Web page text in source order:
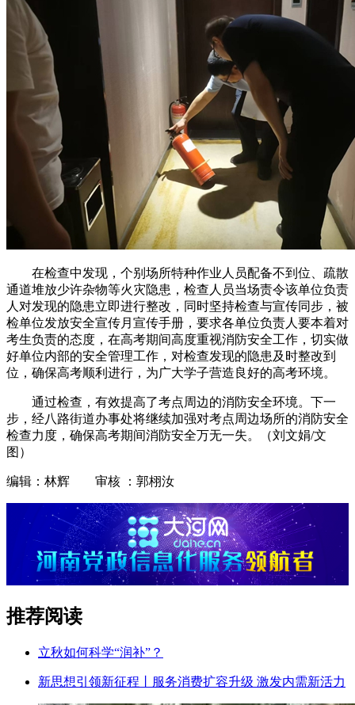
在检查中发现，个别场所特种作业人员配备不到位、疏散
通道堆放少许杂物等火灾隐患，检查人员当场责令该单位负责
人对发现的隐患立即进行整改，同时坚持检查与宣传同步，被
检单位发放安全宣传月宣传手册，要求各单位负责人要本着对
考生负责的态度，在高考期间高度重视消防安全工作，切实做
好单位内部的安全管理工作，对检查发现的隐患及时整改到
位，确保高考顺利进行，为广大学子营造良好的高考环境。
通过检查，有效提高了考点周边的消防安全环境。下一
步，经八路街道办事处将继续加强对考点周边场所的消防安全
检查力度，确保高考期间消防安全万无一失。（刘文娟/文
图）
编辑：林辉 审核 ：郭栩汝
推荐阅读
立秋如何科学“润补”？
新思想引领新征程丨服务消费扩容升级 激发内需新活力